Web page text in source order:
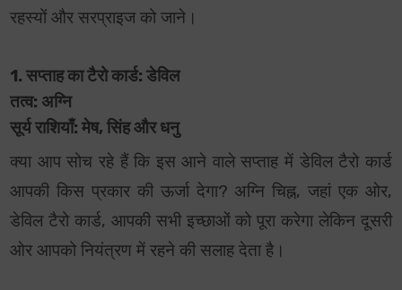
रहस्यों और सरप्राइज को जाने।
1. सप्ताह का टैरो कार्ड: डेविल
तत्व: अग्नि
सूर्य राशियाँ: मेष, सिंह और धनु
क्या आप सोच रहे हैं कि इस आने वाले सप्ताह में डेविल टैरो कार्ड
आपकी किस प्रकार की ऊर्जा देगा? अग्नि चिह्न, जहां एक ओर,
डेविल टैरो कार्ड, आपकी सभी इच्छाओं को पूरा करेगा लेकिन दूसरी
ओर आपको नियंत्रण में रहने की सलाह देता है।